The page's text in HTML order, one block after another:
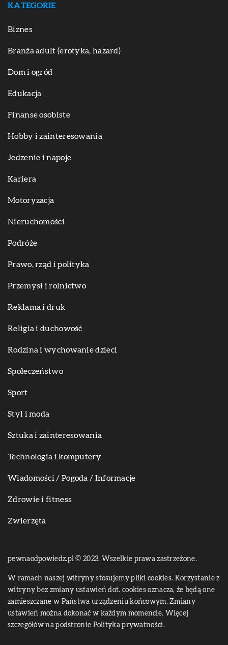
KATEGORIE
Biznes
Branża adult (erotyka, hazard)
Dom i ogród
Edukacja
Finanse osobiste
Hobby i zainteresowania
Jedzenie i napoje
Kariera
Motoryzacja
Nieruchomości
Podróże
Prawo, rząd i polityka
Przemysł i rolnictwo
Reklama i druk
Religia i duchowość
Rodzina i wychowanie dzieci
Społeczeństwo
Sport
Styl i moda
Sztuka i zainteresowania
Technologia i komputery
Wiadomości / Pogoda / Informacje
Zdrowie i fitness
Zwierzęta
pewnaodpowiedz.pl © 2023. Wszelkie prawa zastrzeżone.
W ramach naszej witryny stosujemy pliki cookies. Korzystanie z
witryny bez zmiany ustawień dot. cookies oznacza, że będą one
zamieszczane w Państwa urządzeniu końcowym. Zmiany
ustawień można dokonać w każdym momencie. Więcej
szczegółów na podstronie Polityka prywatności.